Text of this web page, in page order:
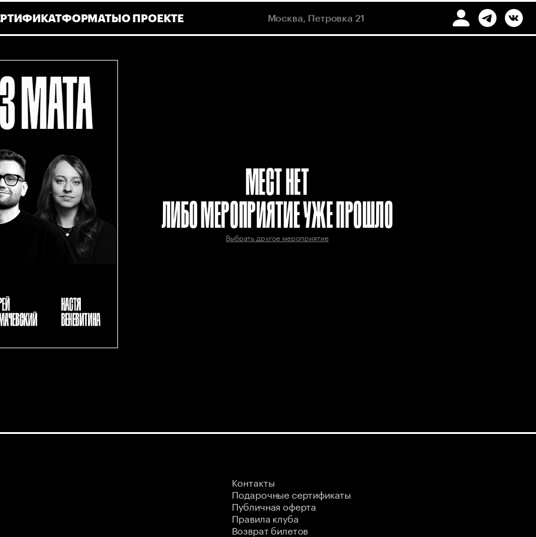
ФОРМАТЫО ПРОЕКТЕ Москва, Петровка 21
МЕСТ НЕТ
ЛИБО МЕРОПРИЯТИЕ УЖЕ ПРОШЛО
Выбрать другое мероприятие
Контакты
Подарочные сертификаты
Публичная оферта
Правила клуба
Возврат билетов